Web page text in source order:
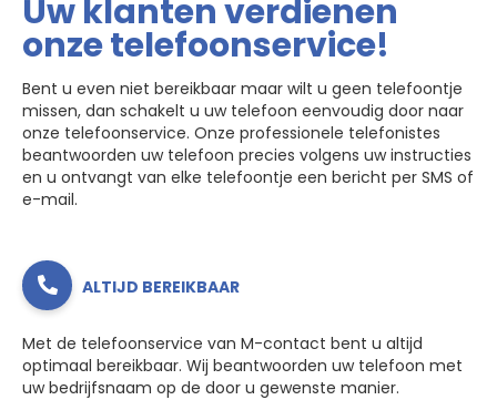
Uw klanten verdienen
onze telefoonservice!
Bent u even niet bereikbaar maar wilt u geen telefoontje
missen, dan schakelt u uw telefoon eenvoudig door naar
onze telefoonservice. Onze professionele telefonistes
beantwoorden uw telefoon precies volgens uw instructies
en u ontvangt van elke telefoontje een bericht per SMS of
e-mail.
ALTIJD BEREIKBAAR
Met de telefoonservice van M-contact bent u altijd
optimaal bereikbaar. Wij beantwoorden uw telefoon met
uw bedrijfsnaam op de door u gewenste manier.